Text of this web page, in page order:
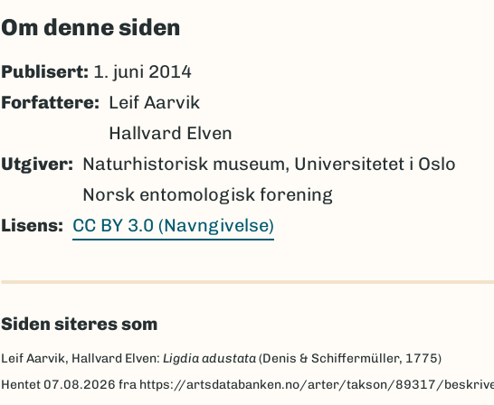
Om denne siden
Publisert: 1. juni 2014
Forfattere
Leif Aarvik
Hallvard Elven
Utgiver
Naturhistorisk museum, Universitetet i Oslo
Norsk entomologisk forening
Lisens
CC BY 3.0 (Navngivelse)
Siden siteres som
Leif Aarvik, Hallvard Elven: Ligdia adustata(Denis & Schiffermüller, 1775)
Hentet 07.08.2026 fra https://artsdatabanken.no/arter/takson/89317/